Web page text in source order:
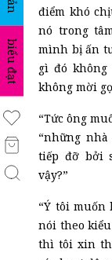
biểu đạt
điểm khó
nó trong
mình bị ấn
gì đó
không mời
“Tức ông
“những
tiếp đỡ bởi
vậy?”
“Ý tôi muốn
nói theo
thì tôi xin